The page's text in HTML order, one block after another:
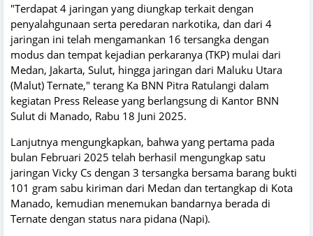
"Terdapat 4 jaringan yang diungkap terkait dengan
penyalahgunaan serta peredaran narkotika, dan dari 4
jaringan ini telah mengamankan 16 tersangka dengan
modus dan tempat kejadian perkaranya (TKP) mulai dari
Medan, Jakarta, Sulut, hingga jaringan dari Maluku Utara
(Malut) Ternate," terang Ka BNN Pitra Ratulangi dalam
kegiatan Press Release yang berlangsung di Kantor BNN
Sulut di Manado, Rabu 18 Juni 2025.
Lanjutnya mengungkapkan, bahwa yang pertama pada
bulan Februari 2025 telah berhasil mengungkap satu
jaringan Vicky Cs dengan 3 tersangka bersama barang bukti
101 gram sabu kiriman dari Medan dan tertangkap di Kota
Manado, kemudian menemukan bandarnya berada di
Ternate dengan status nara pidana (Napi).